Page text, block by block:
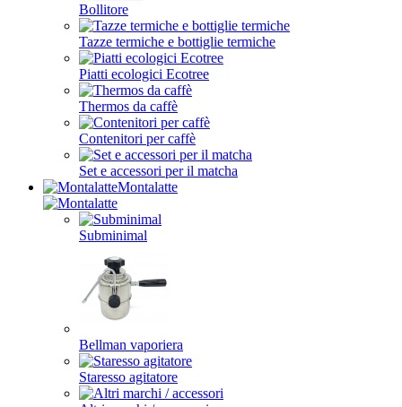
Bollitore
Tazze termiche e bottiglie termiche
Piatti ecologici Ecotree
Thermos da caffè
Contenitori per caffè
Set e accessori per il matcha
Montalatte
Subminimal
Bellman vaporiera
Staresso agitatore